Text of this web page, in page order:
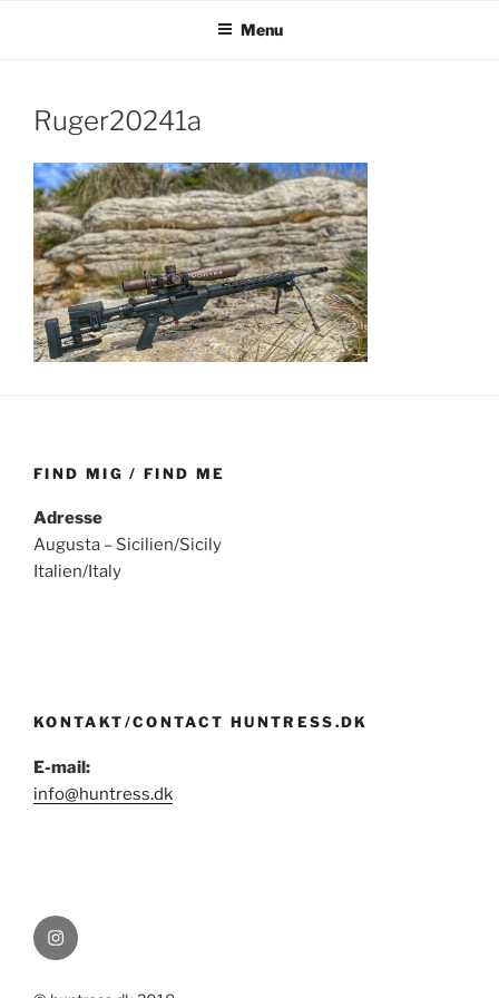
Menu
Ruger20241a
FIND MIG / FIND ME
Adresse
Augusta – Sicilien/Sicily
Italien/Italy
KONTAKT/CONTACT HUNTRESS.DK
E-mail:
info@huntress.dk
Instagram